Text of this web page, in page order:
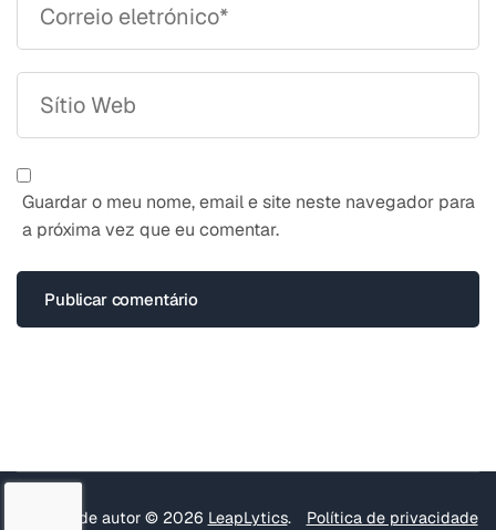
Guardar o meu nome, email e site neste navegador para
a próxima vez que eu comentar.
Direitos de autor © 2026 LeapLytics. Política de privacidade